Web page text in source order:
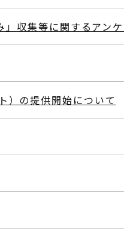
収集等に関するアン
）の提供開始について